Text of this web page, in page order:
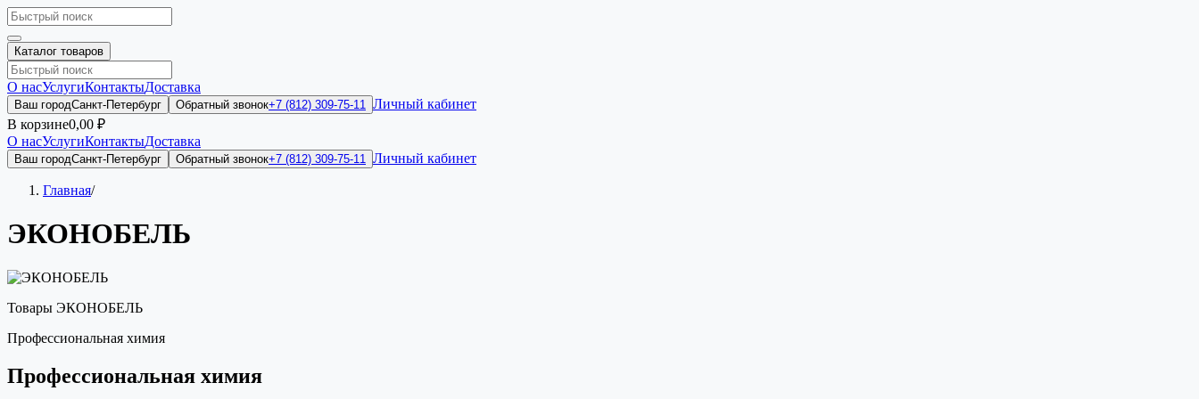
Каталог товаров
О насУслугиКонтактыДоставка
Ваш городСанкт-Петербург Обратный звонок+7 (812) 309-75-11 Личный кабинет
В корзине0,00 ₽
О насУслугиКонтактыДоставка
Ваш городСанкт-Петербург Обратный звонок+7 (812) 309-75-11 Личный кабинет
Главная/
ЭКОНОБЕЛЬ
Товары ЭКОНОБЕЛЬ
Профессиональная химия
Профессиональная химия